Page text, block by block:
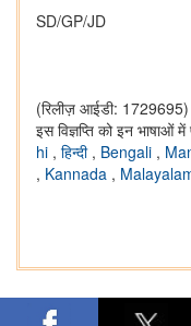
SD/GP/JD
(रिलीज़ आईडी: 1729695)
इस विज्ञप्ति को इन भाषाओं
hi , हिन्दी , Bengali ,
, Kannada ,